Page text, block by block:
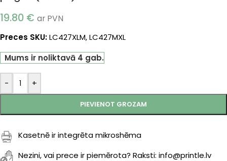
19.80 € ar PVN
Preces SKU:LC427XLM, LC427MXL
Mums ir noliktavā 4 gab.
- +
PIEVIENOT GROZAM
Kasetnē ir integrēta mikroshēma
Nezini, vai prece ir piemērota? Raksti: info@printle.lv